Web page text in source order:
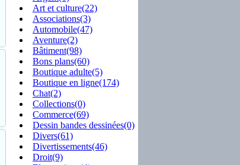
Art et culture(22)
Associations(3)
Automobile(47)
Aventure(2)
Bâtiment(98)
Bons plans(60)
Boutique adulte(5)
Boutique en ligne(174)
Chat(2)
Collections(0)
Commerce(69)
Dessin bandes dessinées(0)
Divers(61)
Divertissements(46)
Droit(9)